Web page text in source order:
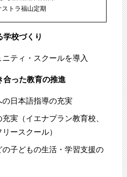
トラ福山定期
学校づくり
ティ・スクールを導入
合った教育の推進
日本語指導の充実
実（イエナプラン教育校、
ースクール）
子どもの生活・学習支援の